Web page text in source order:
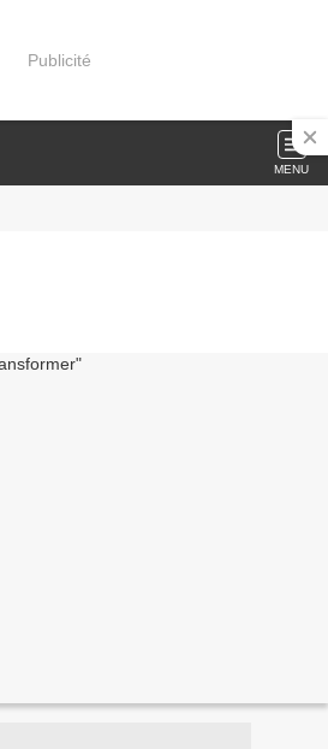
Publicité
MENU